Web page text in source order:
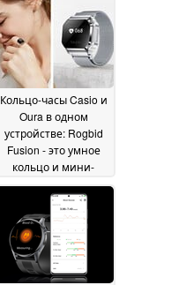
Кольцо-часы Casio и
Oura в одном
устройстве: Rogbid
Fusion - это умное
кольцо и мини-
смарт-часы30 January
2026